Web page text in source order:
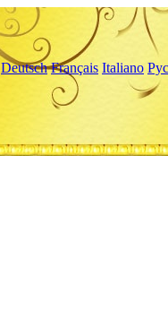
Deutsch Français Italiano